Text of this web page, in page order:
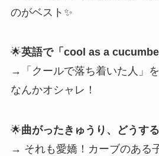
のがベスト✨
🌟英語で「cool as a
→「クールで落ち着いた人」
なんかオシャレ！
🌟曲がったきゅうり、どうす
→ それも愛嬌！カーブのある